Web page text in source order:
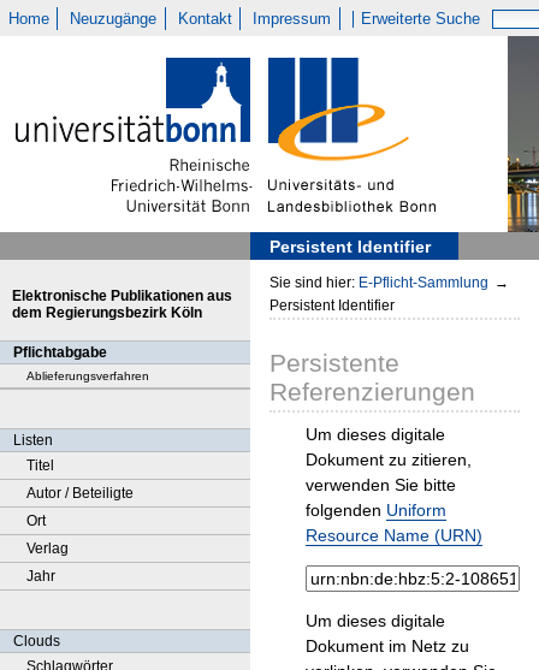
Home Neuzugänge Kontakt Impressum Erweiterte Suche
Persistent Identifier
Elektronische Publikationen aus
dem Regierungsbezirk Köln
Pflichtabgabe
Ablieferungsverfahren
Listen
Titel
Autor / Beteiligte
Ort
Verlag
Jahr
Clouds
Schlagwörter
Sie sind hier: E-Pflicht-Sammlung →
Persistent Identifier
Persistente
Referenzierungen
Um dieses digitale
Dokument zu zitieren,
verwenden Sie bitte
folgenden Uniform
Resource Name (URN)
Um dieses digitale
Dokument im Netz zu